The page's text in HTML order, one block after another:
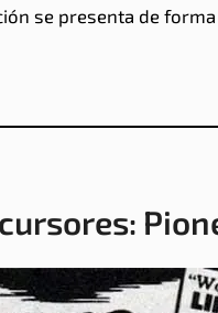
se presenta de